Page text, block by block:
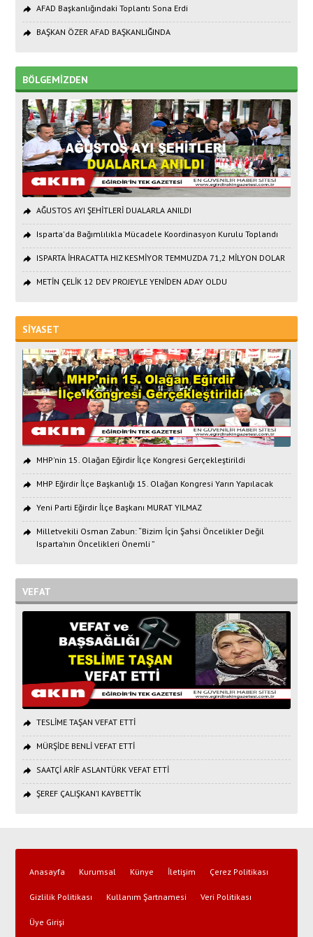
AFAD Başkanlığındaki Toplantı Sona Erdi
BAŞKAN ÖZER AFAD BAŞKANLIĞINDA
BÖLGEMİZDEN
AĞUSTOS AYI ŞEHİTLERİ DUALARLA ANILDI
Isparta'da Bağımlılıkla Mücadele Koordinasyon Kurulu Toplandı
ISPARTA İHRACATTA HIZ KESMİYOR TEMMUZDA 71,2 MİLYON DOLAR
METİN ÇELİK 12 DEV PROJEYLE YENİDEN ADAY OLDU
SİYASET
MHP'nin 15. Olağan Eğirdir İlçe Kongresi Gerçekleştirildi
MHP Eğirdir İlçe Başkanlığı 15. Olağan Kongresi Yarın Yapılacak
Yeni Parti Eğirdir İlçe Başkanı MURAT YILMAZ
Milletvekili Osman Zabun: “Bizim İçin Şahsi Öncelikler Değil
Isparta’nın Öncelikleri Önemli ”
VEFAT
TESLİME TAŞAN VEFAT ETTİ
MÜRŞİDE BENLİ VEFAT ETTİ
SAATÇİ ARİF ASLANTÜRK VEFAT ETTİ
ŞEREF ÇALIŞKAN’I KAYBETTİK
Anasayfa Kurumsal Künye İletişim Çerez Politikası
Gizlilik Politikası Kullanım Şartnamesi Veri Politikası
Üye Girişi